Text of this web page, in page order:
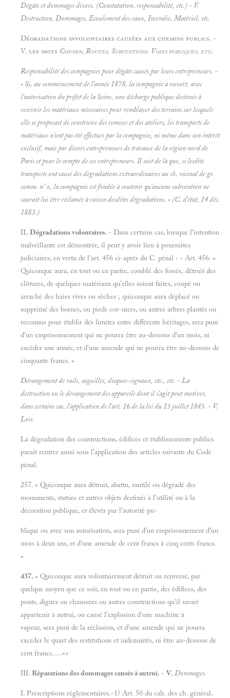
Dégâts et dommages divers. (Constatation, responsabilité, etc.) - V.
Destruction, Dommages, Ecoulement des eaux, Incendie, Matériel, etc.
Dégradations involontaires causées aux chemins publics. -
V. les mots Chemin, Routes, Subventions. Voies publiques, etc.
Responsabilité des compagnies pour dégâts causés par leurs entrepreneurs. -
« Si, au commencement de l'année 1878, la compagnie a ouvert, avec
l'autorisation du préfet de la Seine, une décharge publique destinée à
recevoir les matériaux nécessaires pour remblayer des terrains sur lesquels
elle se proposait de construire des remises et des ateliers, les transports de
matériaux n'ont pas été effectués par la compagnie, ni même dans son intérêt
exclusif, mais par divers entrepreneurs de travaux de la région nord de
Paris et pour le compte de ces entrepreneurs. Il suit de là que, si lesdits
transports ont causé des dégradations extraordinaires au ch. vicinal de gr.
comm. n° o, la compagnie est fondée à soutenir qu'aucune subvention ne
saurait lui être réclamée à raison desdites dégradations. » (C. d'état, 14 déc.
1883.)
IL Dégradations volontaires. - Dans certains cas, lorsque l'intention
malveillante est démontrée, il peut y avoir lieu à poursuites
judiciaires, en vertu de l'art. 456 ci-après du C. pénal : - Art. 456. «
Quiconque aura, en tout ou en partie, comblé des fossés, détruit des
clôtures, de quelques matériaux qu'elles soient faites, coupé ou
arraché des haies vives ou sèches ; quiconque aura déplacé ou
supprimé des bornes, ou pieds cor-niers, ou autres arbres plantés ou
reconnus pour établir des limites entre différents héritages, sera puni
d'un emprisonnement qui ne pourra être au-dessous d'un mois, ni
excéder une année, et d'une amende qui ne pourra être au-dessous de
cinquante francs. »
Dérangement de rails, aiguilles, disques-signaux, etc., etc. - La
destruction ou le dérangement des appareils dont il s'agit peut motiver,
dans certains cas, l'application de l'art. 16 de la loi du 15 juillet 1845. - V.
Lois.
La dégradation des constructions, édifices et établissements publics
parait rentrer aussi sous l'application des articles suivants du Code
pénal.
257. « Quiconque aura détruit, abattu, mutilé ou dégradé des
monuments, statues et autres objets destinés à l'utilité ou à la
décoration publique, et élevés par l'autorité pu-
blique ou avec son autorisation, sera puni d'un emprisonnement d'un
mois à deux ans, et d'une amende de cent francs à cinq cents francs.
»
437. « Quiconque aura volontairement détruit ou renversé, par
quelque moyen que ce soit, en tout ou en partie, des édifices, des
ponts, digues ou chaussées ou autres constructions qu'il savait
appartenir à autrui, ou causé l'explosion d'une machine à
vapeur, sera puni de la réclusion, et d'une amende qui ne pourra
excéder le quart des restitutions et indemnités, ni être au-dessous de
cent francs.....»>
III. Réparations des dommages causés à autrui. - V. Dommages.
I. Prescriptions réglementaires.-1? Art. 50 du cah. des ch. général.